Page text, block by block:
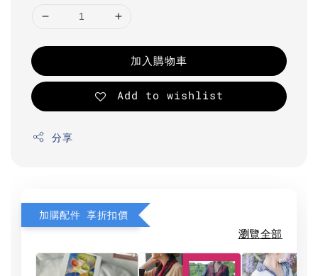
加入購物車
Add to wishlist
分享
加購配件 享折扣價
瀏覽全部